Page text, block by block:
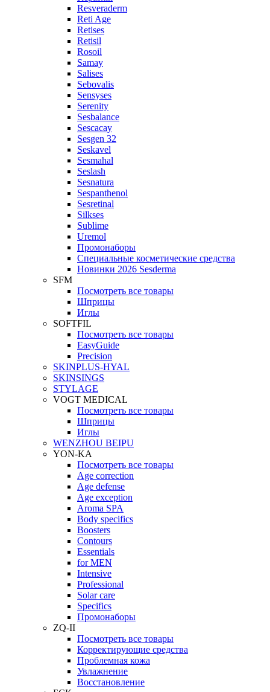
Resveraderm
Reti Age
Retises
Retisil
Rosoil
Samay
Salises
Sebovalis
Sensyses
Serenity
Sesbalance
Sescacay
Sesgen 32
Seskavel
Sesmahal
Seslash
Sesnatura
Sespanthenol
Sesretinal
Silkses
Sublime
Uremol
Промонаборы
Специальные косметические средства
Новинки 2026 Sesderma
SFM
Посмотреть все товары
Шприцы
Иглы
SOFTFIL
Посмотреть все товары
EasyGuide
Precision
SKINPLUS-HYAL
SKINSINGS
STYLAGE
VOGT MEDICAL
Посмотреть все товары
Шприцы
Иглы
WENZHOU BEIPU
YON-KA
Посмотреть все товары
Age correction
Age defense
Age exception
Aroma SPA
Body specifics
Boosters
Contours
Essentials
for MEN
Intensive
Professional
Solar care
Specifics
Промонаборы
ZQ-II
Посмотреть все товары
Корректирующие средства
Проблемная кожа
Увлажнение
Восстановление